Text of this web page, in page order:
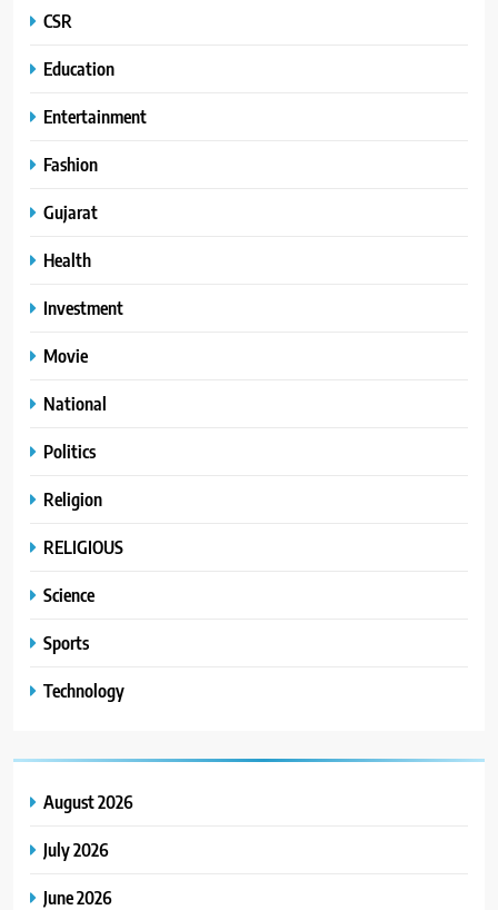
CSR
Education
Entertainment
Fashion
Gujarat
Health
Investment
Movie
National
Politics
Religion
RELIGIOUS
Science
Sports
Technology
August 2026
July 2026
June 2026